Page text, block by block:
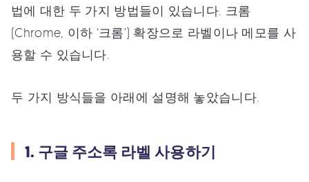
법에 대한 두 가지 방법들이 있습니다. 크롬
(Chrome, 이하 ‘크롬’) 확장으로 라벨이나 메모를 사
용할 수 있습니다.
두 가지 방식들을 아래에 설명해 놓았습니다.
1. 구글 주소록 라벨 사용하기